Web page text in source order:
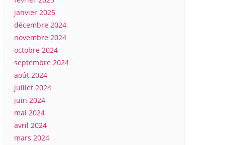
janvier 2025
décembre 2024
novembre 2024
octobre 2024
septembre 2024
août 2024
juillet 2024
juin 2024
mai 2024
avril 2024
mars 2024